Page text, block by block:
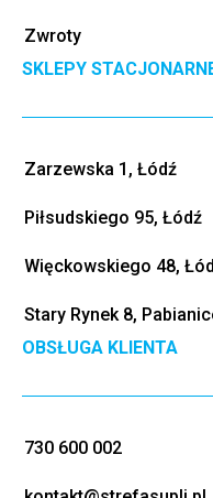
Zwroty
SKLEPY
Zarzewska 1, Łódź
Piłsudskiego 95, Łódź
Więckowskiego 48,
Stary Rynek 8,
OBSŁUGA KLIENTA
730 600 002